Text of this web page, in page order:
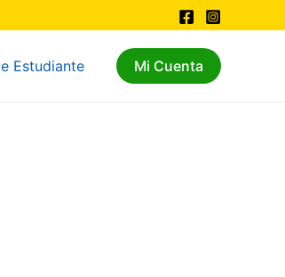
Estudiante Mi Cuenta